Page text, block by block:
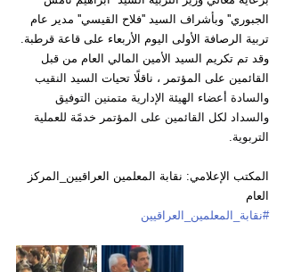
الجبوري'' وبأشراف السيد ''فلاح القيسي'' مدير عام
تربية الرصافة الأولى اليوم الأربعاء على قاعة قرطبة.
وقد تم تكريم السيد الأمين المالي العام من قبل
القائمين على المؤتمر ، ناقلًا تحيات السيد النقيب
والسادة أعضاء الهيئة الإدارية متمنين التوفيق
والسداد لكل القائمين على المؤتمر خدمًة للعملية
التربوية.
المكتب الإعلامي: نقابة المعلمين العراقيين_المركز
العام
#نقابة_المعلمين_العراقيين